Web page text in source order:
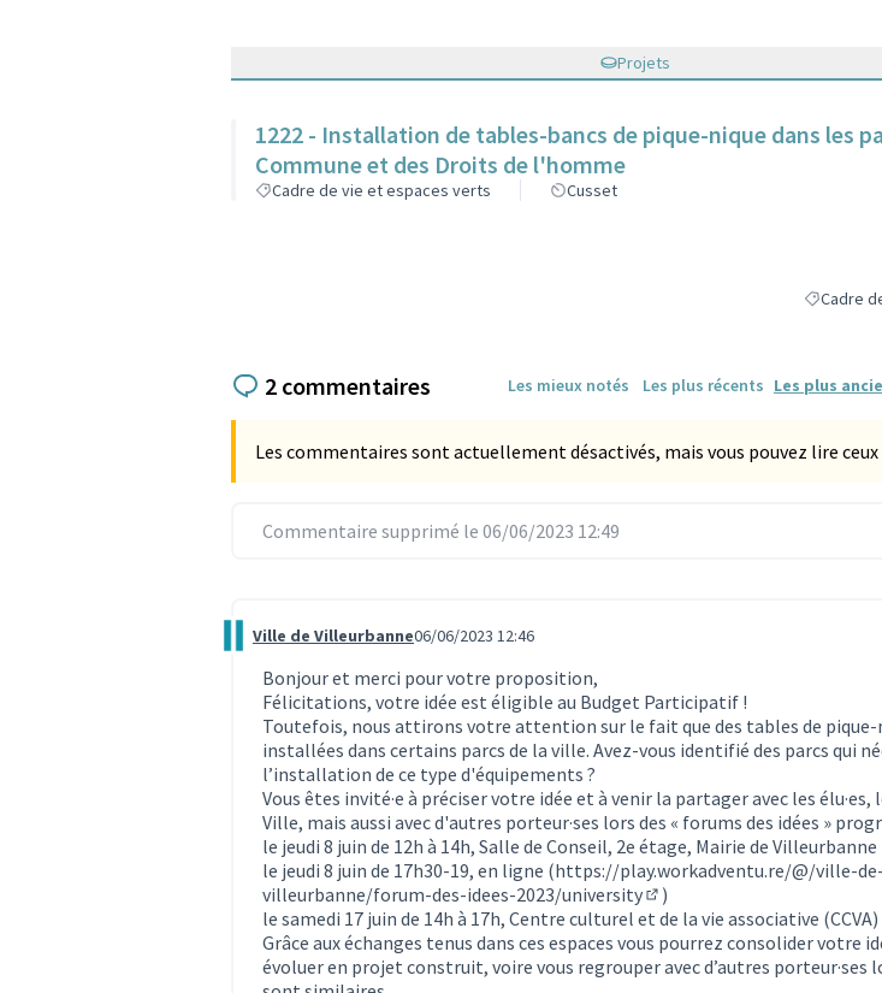
Projets
1222 - Installation de tables-bancs de pique-nique dans les
Commune et des Droits de l'homme
Cadre de vie et espaces verts Cusset
Filtrer les
Cadre
2 commentaires Les mieux notés Les plus récents Les plus
Les commentaires sont actuellement désactivés, mais vous pouvez lire ceux
Commentaire supprimé le 06/06/2023 12:49
Commentaire 2485
Ville de Villeurbanne06/06/2023 12:46
Bonjour et merci pour votre proposition,
Félicitations, votre idée est éligible au Budget Participatif !
Toutefois, nous attirons votre attention sur le fait que des tables de pique-
installées dans certains parcs de la ville. Avez-vous identifié des parcs qui
l’installation de ce type d'équipements ?
Vous êtes invité·e à préciser votre idée et à venir la partager avec les élu·es,
Ville, mais aussi avec d'autres porteur·ses lors des « forums des idées »
le jeudi 8 juin de 12h à 14h, Salle de Conseil, 2e étage, Mairie de Villeurbanne
le jeudi 8 juin de 17h30-19, en ligne (https://play.workadventu.re/@/ville-de-
villeurbanne/forum-des-idees-2023/university
(Lien externe)
)
le samedi 17 juin de 14h à 17h, Centre culturel et de la vie associative (CCVA)
Grâce aux échanges tenus dans ces espaces vous pourrez consolider votre
évoluer en projet construit, voire vous regrouper avec d’autres porteur·ses